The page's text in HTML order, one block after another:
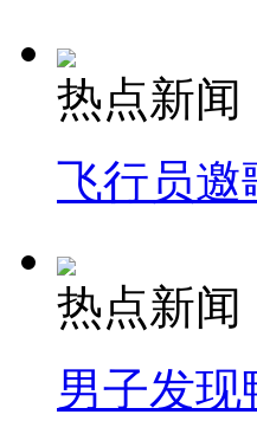
热点新闻
飞行员邀
热点新闻
男子发